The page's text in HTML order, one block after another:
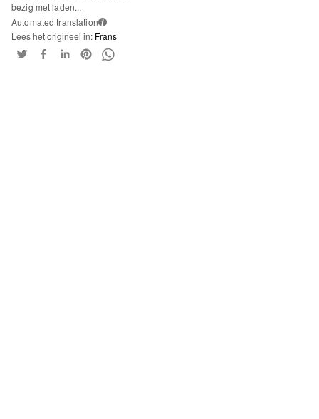
bezig met laden...
Automated translation i
Lees het origineel in: Frans